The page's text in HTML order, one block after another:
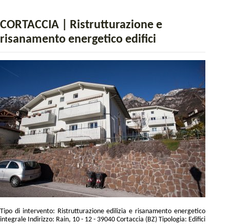
CORTACCIA | Ristrutturazione e
risanamento energetico edifici
Tipo di intervento: Ristrutturazione edilizia e risanamento energetico
integrale Indirizzo: Rain, 10 - 12 - 39040 Cortaccia (BZ) Tipologia: Edifici